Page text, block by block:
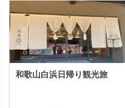
和歌山白浜日帰り観光旅